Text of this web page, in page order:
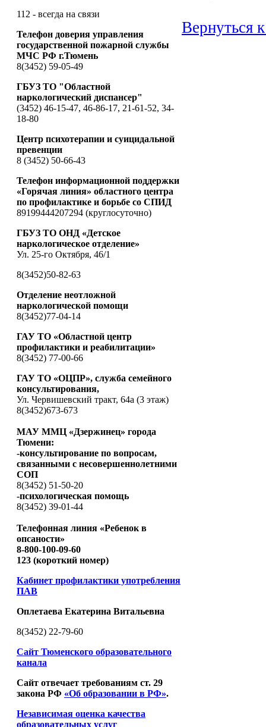
112 - всегда на связи
Телефон доверия управления
государственной пожарной службы
МЧС РФ г.Тюмень
8(3452) 59-05-49
ГБУЗ ТО "Областной
наркологический диспансер"
(3452) 46-15-47, 46-86-17, 21-61-52, 34-
18-80
Центр психотерапии и суицидальной
превенции
8 (3452) 50-66-43
Телефон информационной поддержки
«Горячая линия» областного центра
по профилактике и борьбе со СПИД
89199444207294 (круглосуточно)
ГБУЗ ТО ОНД «Детское
наркологическое отделение»
Ул. 25-го Октября, 46/1
8(3452)50-82-63
Отделение неотложной
наркологической помощи
8(3452)77-04-14
ГАУ ТО «Областной центр
профилактики и реабилитации»
8(3452) 77-00-66
ГАУ ТО «ОЦПР», служба семейного
консультирования,
Ул. Червишевский тракт, 64а (3 этаж)
8(3452)673-673
МАУ ММЦ «Дзержинец» города
Тюмени:
-консультирование по вопросам,
связанными с несовершеннолетними
СОП
8(3452) 51-50-20
-психологическая помощь
8(3452) 39-01-44
Телефонная линия «Ребенок в
опсаности»
8-800-100-09-60
123 (короткий номер)
Кабинет профилактики употребления
ПАВ
Оплетаева Екатерина Витальевна
8(3452) 22-79-60
Сайт Тюменского образовательного
канала
Сайт отвечает требованиям ст. 29
закона РФ «Об образовании в РФ».
Независимая оценка качества
образовательных услуг
Вернуться